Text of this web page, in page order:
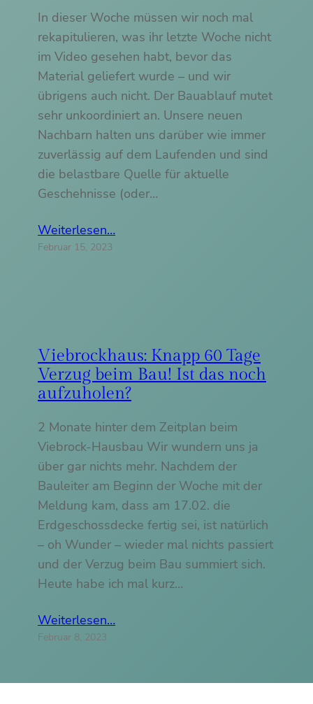
In dieser Woche müssen wir noch mal
rekapitulieren, was ihr letzte Woche nicht
im Video gesehen habt, bevor das
Material geliefert wurde – und wir
übrigens auch nicht. Der Bauablauf mutet
sehr unkoordiniert an. Unsere neuen
Nachbarn halten uns darüber wie immer
zuverlässig auf dem Laufenden und sind
die belastbare Quelle für aktuelle
Geschehnisse (oder…
Weiterlesen…
Februar 15, 2023
Viebrockhaus: Knapp 60 Tage
Verzug beim Bau! Ist das noch
aufzuholen?
2 Monate hinter dem Zeitplan beim
Viebrock-Hausbau Wir wundern uns ja
über gar nichts mehr. Nachdem der
Bauleiter am Beginn der Woche mit der
Meldung kam, dass am 17.02. die
Erdgeschossdecke fertig sei, ist natürlich
– oh Wunder – wieder mal nichts passiert
und der Verzug beim Bau summiert sich.
Heute habe ich mal kurz…
Weiterlesen…
Februar 8, 2023